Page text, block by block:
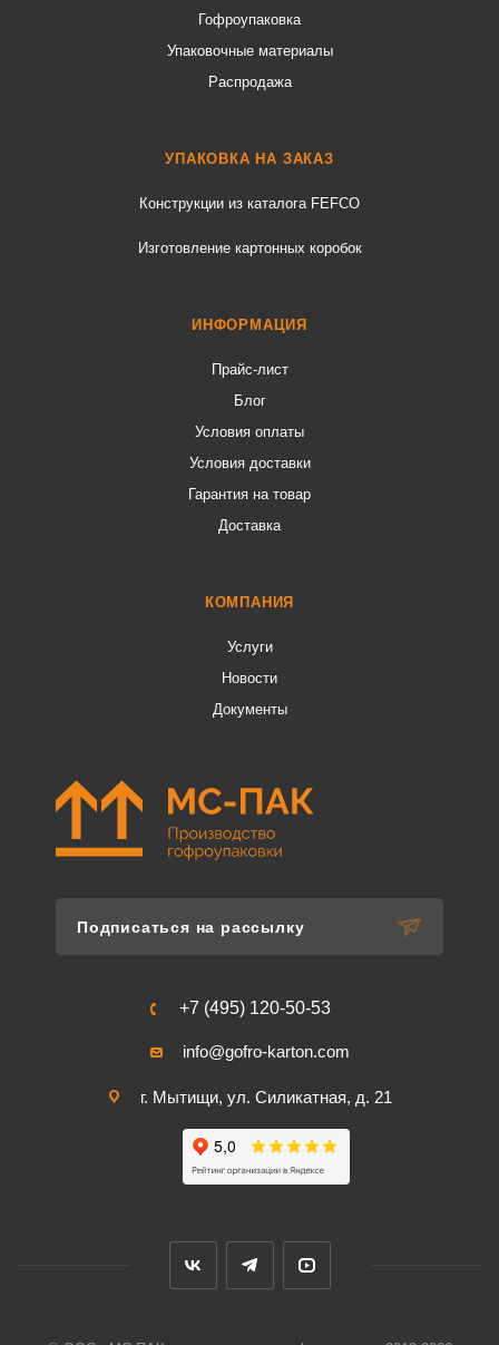
Гофроупаковка
Упаковочные материалы
Распродажа
УПАКОВКА НА ЗАКАЗ
Конструкции из каталога FEFCO
Изготовление картонных коробок
ИНФОРМАЦИЯ
Прайс-лист
Блог
Условия оплаты
Условия доставки
Гарантия на товар
Доставка
КОМПАНИЯ
Услуги
Новости
Документы
Подписаться на рассылку
+7 (495) 120-50-53
info@gofro-karton.com
г. Мытищи, ул. Силикатная, д. 21